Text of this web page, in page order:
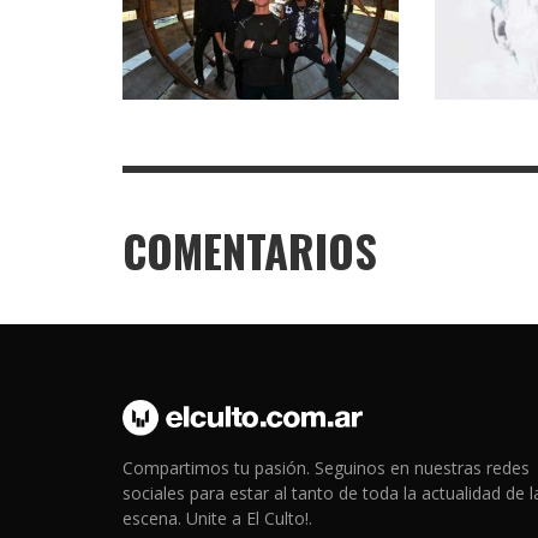
COMENTARIOS
Compartimos tu pasión. Seguinos en nuestras redes
sociales para estar al tanto de toda la actualidad de
escena. Unite a El Culto!.